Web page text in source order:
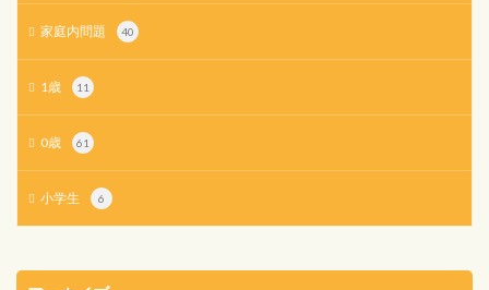
家庭内問題 40
1歳 11
0歳 61
小学生 6